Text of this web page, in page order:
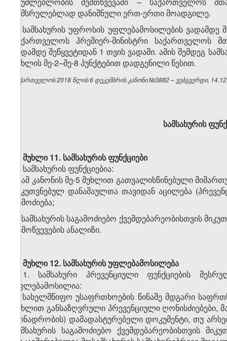
შემსრულებლად დანიშნული ერთ-ერთი მოადგილე.
8. სამსახურის უფროსის უფლებამოსილების ვადამდე
საქართველოს პრემიერ-მინისტრი საქართველოს
ვადამდე შეწყვეტიდან 1 თვის ვადაში. ამის შემდეგ
მუხლის მე-2–მე-8 პუნქტებით დადგენილი წესით.
საქართველოს 2018 წლის 6 დეკემბრის კანონი №3882 – ვებგვერდი,
სამსახურის
მუხლი 11. სამსახურის ფუნქციები
სამსახურის ფუნქციებია:
ა) ამ კანონის მე-5 მუხლით გათვალისწინებული
მიკუთვნებულ დანაშაულთა თავიდან აცილება
გამოძიება;
ბ) სამსახურის საგამოძიებო ქვემდებარეობისთვის
გამოწვევების ანალიზი.
მუხლი 12. სამსახურის უფლებამოსილება
1. სამსახური პრევენციული ფუნქციების
უფლებამოსილია:
ა) სახელმწიფო უსაფრთხოების წინაშე მდგარი
მუხლით განსაზღვრული პრევენციული ღონისძიებები,
(ბინადრობის) დამადასტურებელი დოკუმენტი, თუ
სამსახურის საგამოძიებო ქვემდებარეობისთვის